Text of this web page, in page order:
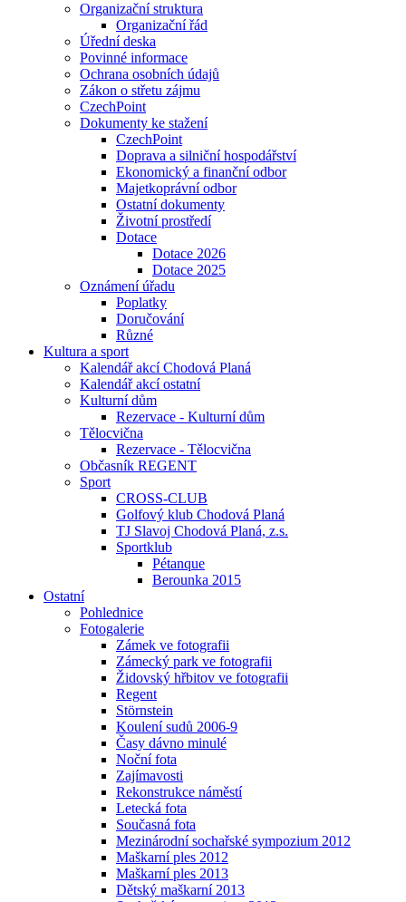
Organizační struktura
Organizační řád
Úřední deska
Povinné informace
Ochrana osobních údajů
Zákon o střetu zájmu
CzechPoint
Dokumenty ke stažení
CzechPoint
Doprava a silniční hospodářství
Ekonomický a finanční odbor
Majetkoprávní odbor
Ostatní dokumenty
Životní prostředí
Dotace
Dotace 2026
Dotace 2025
Oznámení úřadu
Poplatky
Doručování
Různé
Kultura a sport
Kalendář akcí Chodová Planá
Kalendář akcí ostatní
Kulturní dům
Rezervace - Kulturní dům
Tělocvična
Rezervace - Tělocvična
Občasník REGENT
Sport
CROSS-CLUB
Golfový klub Chodová Planá
TJ Slavoj Chodová Planá, z.s.
Sportklub
Pétanque
Berounka 2015
Ostatní
Pohlednice
Fotogalerie
Zámek ve fotografii
Zámecký park ve fotografii
Židovský hřbitov ve fotografii
Regent
Störnstein
Koulení sudů 2006-9
Časy dávno minulé
Noční fota
Zajímavosti
Rekonstrukce náměstí
Letecká fota
Současná fota
Mezinárodní sochařské sympozium 2012
Maškarní ples 2012
Maškarní ples 2013
Dětský maškarní 2013